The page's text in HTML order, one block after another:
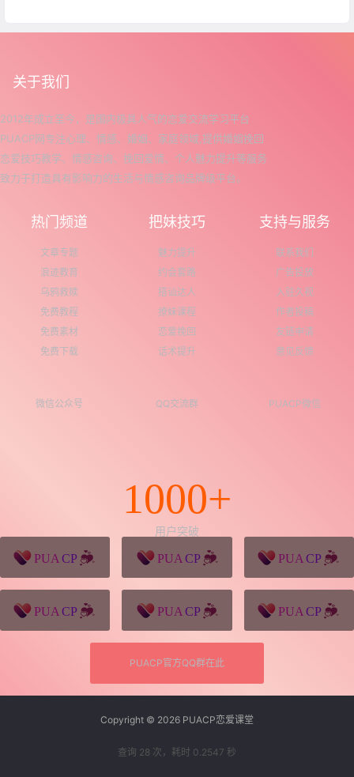
关于我们
2012年成立至今，是国内极具人气的恋爱交流学习平台
PUACP网专注心理、情感、婚姻、家庭领域,提供婚姻挽回
恋爱技巧教学、情感咨询、挽回爱情、个人魅力提升等服务
致力于打造具有影响力的生活与情感咨询品牌级平台。
热门频道
文章专题
浪迹教育
乌鸦救赎
免费教程
免费素材
免费下载
把妹技巧
魅力提升
约会套路
搭讪达人
撩妹课程
恋爱挽回
话术提升
支持与服务
联系我们
广告投放
入驻久视
作者投稿
友链申请
意见反馈
微信公众号 QQ交流群 PUACP微信
1000+
用户突破
猪八戒源码 win10系统下载 独秀青年
XD学习网
一颗赛艇资源网
PUACP官方QQ群在此
Copyright © 2026 PUACP恋爱课堂
查询 28 次，耗时 0.2547 秒